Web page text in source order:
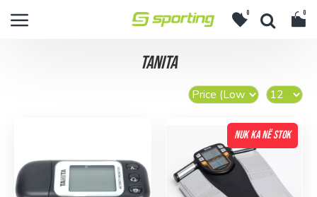
0 0
TANITA
NUK KA NË STOK